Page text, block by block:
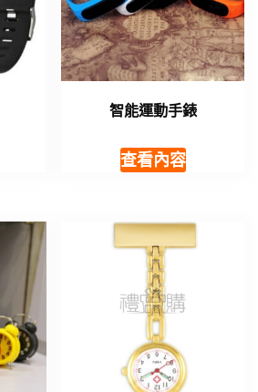
智能運動手錶
查看內容